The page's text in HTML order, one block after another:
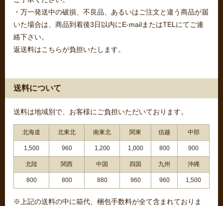
・万一発送中の破損、不良品、あるいはご注文と違う商品が届
いた場合は、商品到着後3日以内にE-mailまたはTELにてご連
絡下さい。
返送料はこちらが負担いたします。
送料について
送料は地域別で、お客様にご負担いただいております。
北海道 北東北 南東北 関東 信越 中部
1,500 960 1,200 1,000 800 900
北陸 関西 中国 四国 九州 沖縄
800 800 880 960 960 1,500
※上記の送料の中に箱代、梱包手数料が全て含まれておりま